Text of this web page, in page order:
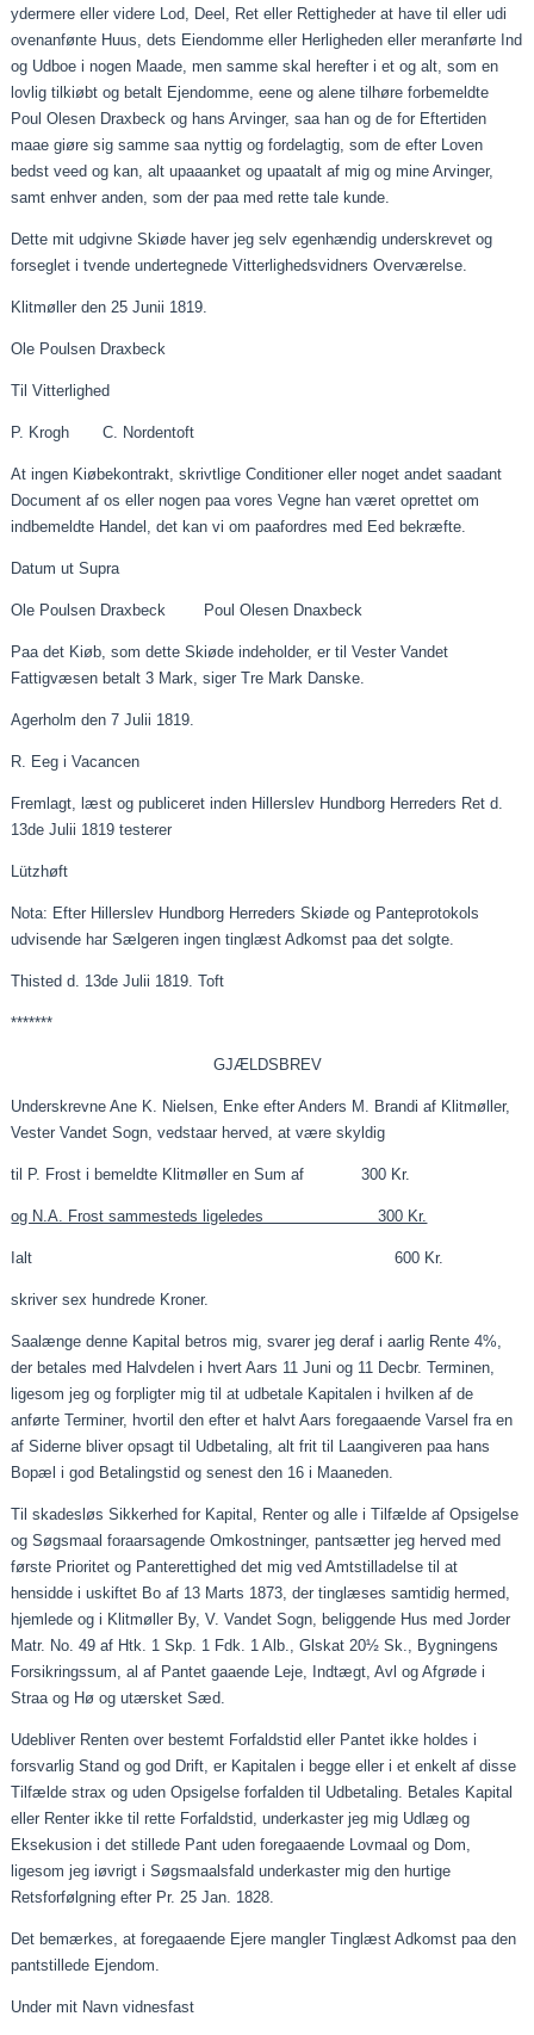
ydermere eller videre Lod, Deel , Ret eller Rettigheder at have til eller udi
ovenanfønte Huus, dets Eiendomme eller Herligheden eller meranførte Ind
og Udboe i nogen Maade, men samme skal herefter i et og alt, som en
lovligtilkiøbt og betalt Ejendomme,eene og alene tilhøreforbemeldte
Poul Olesen Draxbeck og hans Arvinger, saa han og de for Eftertiden
maae giøre sig samme saa nyttig og fordelagtig, som de efter Loven
bedstveed og kan, altupaaanket ogupaatalt af mig og mine Arvinger,
samt enhver anden, som derpaamed rette tale kunde.
Dette mit udgivneSkiøde haver jeg selv egenhændig underskrevet og
forseglet i tvende undertegnede Vitterlighedsvidners Overværelse.
Klitmøller den 25Junii 1819.
Ole Poulsen Draxbeck
Til Vitterlighed
P. Krogh C. Nordentoft
At ingen Kiøbekontrakt,skrivtlige Conditioner eller noget andetsaadant
Document af os eller nogenpaavores Vegne han været oprettet om
indbemeldte Handel, det kan vi ompaafordres med Eed bekræfte.
Datum utSupra
Ole Poulsen Draxbeck Poul Olesen Dnaxbeck
Paadet Kiøb, som detteSkiøde indeholder, er til Vester Vandet
Fattigvæsen betalt 3 Mark, siger Tre Mark Danske.
Agerholm den 7Julii 1819.
R. Eeg iVacancen
Fremlagt, læst og publiceret inden Hillerslev Hundborg Herreders Ret d.
13deJulii 1819 testerer
Lützhøft
Nota: Efter Hillerslev Hundborg HerredersSkiøde og Panteprotokols
udvisende har Sælgeren ingen tinglæst Adkomstpaadet solgte.
Thisted d. 13deJulii 1819. Toft
*******
GJÆLDSBREV
Underskrevne Ane K. Nielsen, Enke efter Anders M. Brandi af Klitmøller,
Vester Vandet Sogn,vedstaar herved, at være skyldig
til P. Frost i bemeldte Klitmøller en Sum af 300 Kr.
og N.A. Frost sammesteds ligeledes 300 Kr.
Ialt 600 Kr.
skriver sex hundrede Kroner.
Saalænge denne Kapital betros mig, svarer jeg deraf iaarlig Rente 4%,
der betales med Halvdelen i hvert Aars 11Juni og 11 Decbr. Terminen,
ligesom jeg og forpligter mig til at udbetale Kapitalen i hvilken af de
anførte Terminer, hvortil den efter et halvt Aarsforegaaende Varsel fra en
af Siderne bliver opsagt til Udbetaling, alt frit til
Laangiveren paahans
Bopæl i god Betalingstid og senest den 16 i Maaneden.
Til skadesløs Sikkerhed for Kapital, Renter og alle i Tilfælde af Opsigelse
ogSøgsmaal foraarsagende Omkostninger, pantsætter jeg herved med
første Prioritet og Panterettighed det mig ved Amtstilladelse til at
hensidde i uskiftet Bo af 13 Marts 1873, der tinglæses samtidig hermed,
hjemlede og i Klitmøller By, V. Vandet Sogn, beliggende Hus med Jorder
Matr. No. 49 af Htk. 1 Skp. 1 Fdk. 1 Alb.,Glskat 20½ Sk., Bygningens
Forsikringssum, al af Pantetgaaende Leje, Indtægt, Avl og Afgrøde i
Straaog Hø og utærsket Sæd.
Udebliver Renten over bestemt Forfaldstid eller Pantet ikke holdes i
forsvarlig Stand og god Drift, er Kapitalen i begge eller i et enkelt af disse
Tilfældestrax og uden Opsigelse forfalden til Udbetaling. Betales Kapital
eller Renter ikke til rette Forfaldstid, underkaster jeg mig Udlæg og
Eksekusion i det stillede Pant udenforegaaende Lovmaal og Dom,
ligesom jegiøvrigt iSøgsmaalsfald underkaster mig den hurtige
Retsforfølgning efter Pr. 25 Jan. 1828.
Det bemærkes, atforegaaende Ejere mangler Tinglæst Adkomstpaaden
pantstillede Ejendom.
Under mit Navnvidnesfast